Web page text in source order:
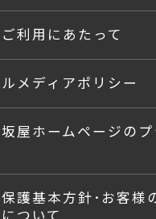
利用にあたって
メディアポリシー
屋ホームページの
護基本方針･お客様